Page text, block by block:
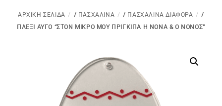
ΑΡΧΙΚΉ ΣΕΛΊΔΑ / ΠΑΣΧΑΛΙΝΆ / ΠΑΣΧΑΛΙΝΆ ΔΙΆΦΟΡΑ
/
ΠΛΈΞΙ ΑΥΓΌ “ΣΤΟΝ ΜΙΚΡΌ ΜΟΥ ΠΡΊΓΚΙΠΑ Η ΝΟΝΆ & Ο ΝΟΝΌΣ”